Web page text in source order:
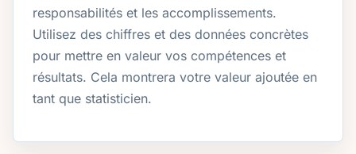
responsabilités et les accomplissements.
Utilisez des chiffres et des données concrètes
pour mettre en valeur vos compétences et
résultats. Cela montrera votre valeur ajoutée en
tant que statisticien.